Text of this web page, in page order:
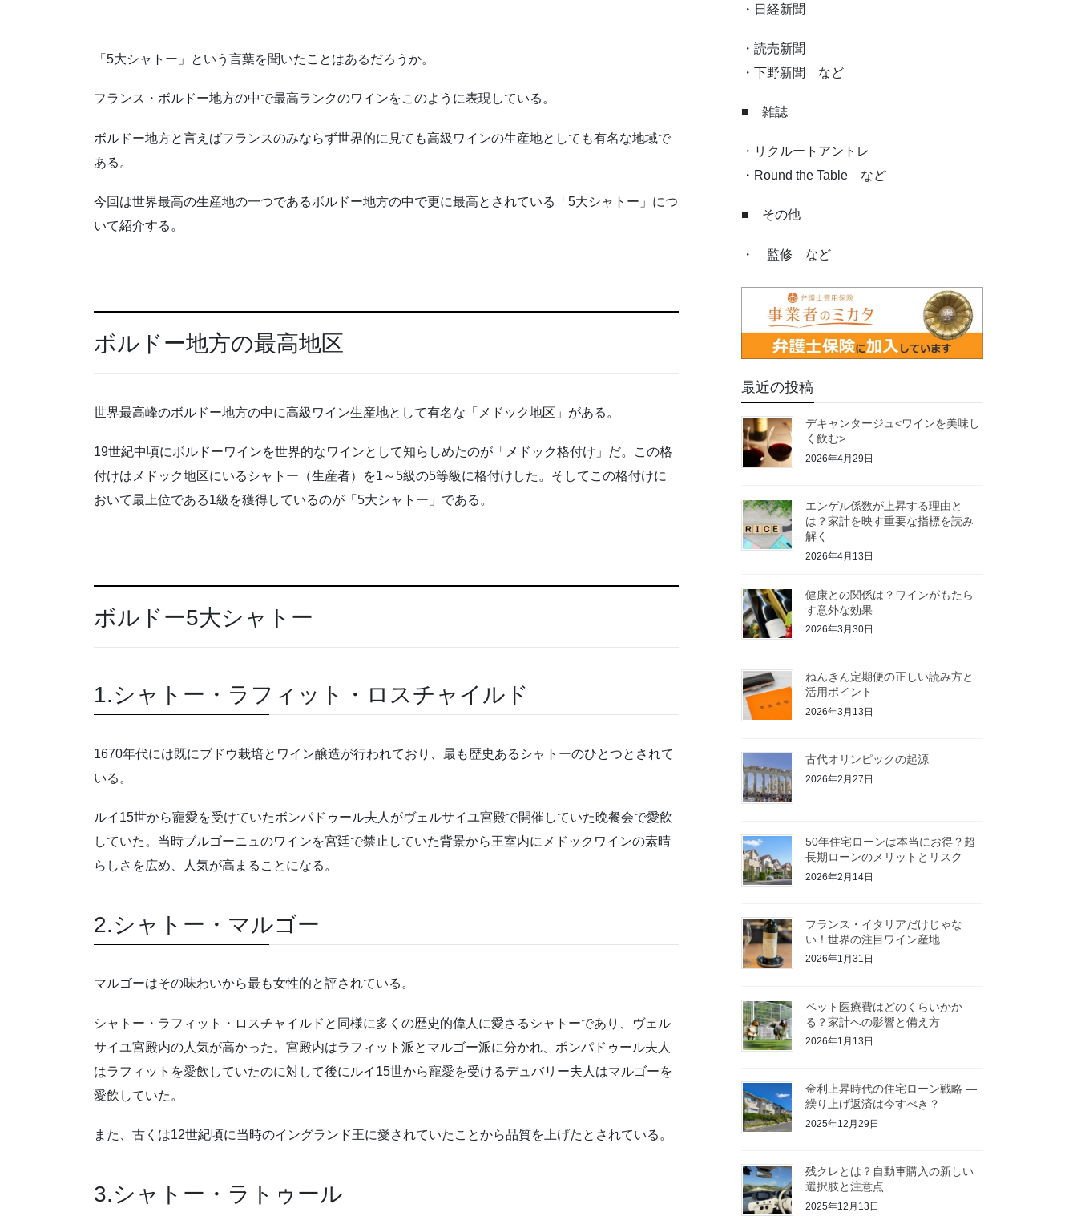
「 5大シャトー」という言葉を聞いたことはあるだろうか。
フランス・ボルドー地方の中で最高ランクのワインをこのように表現している。
ボルドー地方と言えばフランスのみならず世界的に見ても高級ワインの生産地としても有名な地域で
ある。
今回は世界最高の生産地の一つであるボルドー地方の中で更に最高とされている「 5大シャトー」につ
いて紹介する。
ボルドー地方の最高地区
世界最高峰のボルドー地方の中に高級ワイン生産地として有名な「メドック地区」がある。
19世紀中頃にボルドーワインを世界的なワインとして知らしめたのが「メドック格付け」だ。この格
付けはメドック地区にいるシャトー（生産者）を1 ～5級の5等級に格付けした。そしてこの格付けに
おいて最上位である1級を獲得しているのが「 5大シャトー」である。
ボルドー5大シャトー
1.シャトー・ラフィット・ロスチャイルド
1670年代には既にブドウ栽培とワイン醸造が行われており、最も歴史あるシャトーのひとつとされて
いる。
ルイ 15世から寵愛を受けていたボンパドゥール夫人がヴェルサイユ宮殿で開催していた晩餐会で愛飲
していた。当時ブルゴーニュのワインを宮廷で禁止していた背景から王室内にメドックワインの素晴
らしさを広め、人気が高まることになる。
2.シャトー・マルゴー
マルゴーはその味わいから最も女性的と評されている。
シャトー・ラフィット・ロスチャイルドと同様に多くの歴史的偉人に愛さるシャトーであり、ヴェル
サイユ宮殿内の人気が高かった。宮殿内はラフィット派とマルゴー派に分かれ、ポンパドゥール夫人
はラフィットを愛飲していたのに対して後にルイ 15世から寵愛を受けるデュバリー夫人はマルゴーを
愛飲していた。
また、古くは12世紀頃に当時のイングランド王に愛されていたことから品質を上げたとされている。
3.シャトー・ラトゥール
・日経新聞
・読売新聞
・下野新聞 など
■ 雑誌
・リクルートアントレ
・Round the Table など
■ その他
・ 監修 など
最近の投稿
デキャンタージュ<ワインを美味し
く飲む>
2026年4月29日
エンゲル係数が上昇する理由と
は？家計を映す重要な指標を読み
解く
2026年4月13日
健康との関係は？ワインがもたら
す意外な効果
2026年3月30日
ねんきん定期便の正しい読み方と
活用ポイント
2026年3月13日
古代オリンピックの起源
2026年2月27日
50年住宅ローンは本当にお得？超
長期ローンのメリットとリスク
2026年2月14日
フランス・イタリアだけじゃな
い！世界の注目ワイン産地
2026年1月31日
ペット医療費はどのくらいかか
る？家計への影響と備え方
2026年1月13日
金利上昇時代の住宅ローン戦略 ―
繰り上げ返済は今すべき？
2025年12月29日
残クレとは？自動車購入の新しい
選択肢と注意点
2025年12月13日